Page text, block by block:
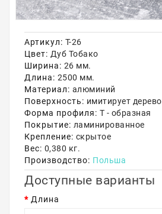
Самовывоз
Контакты
Акции
Артикул: Т-26
Цвет: Дуб Тобако
Ширина: 26 мм.
Длина: 2500 мм.
Материал: алюминий
Поверхность: имитирует дерево
Форма профиля: Т - образная
Покрытие: ламинированное
Крепление: скрытое
Вес: 0,380 кг.
Производство: Польша
Доступные варианты
Длина